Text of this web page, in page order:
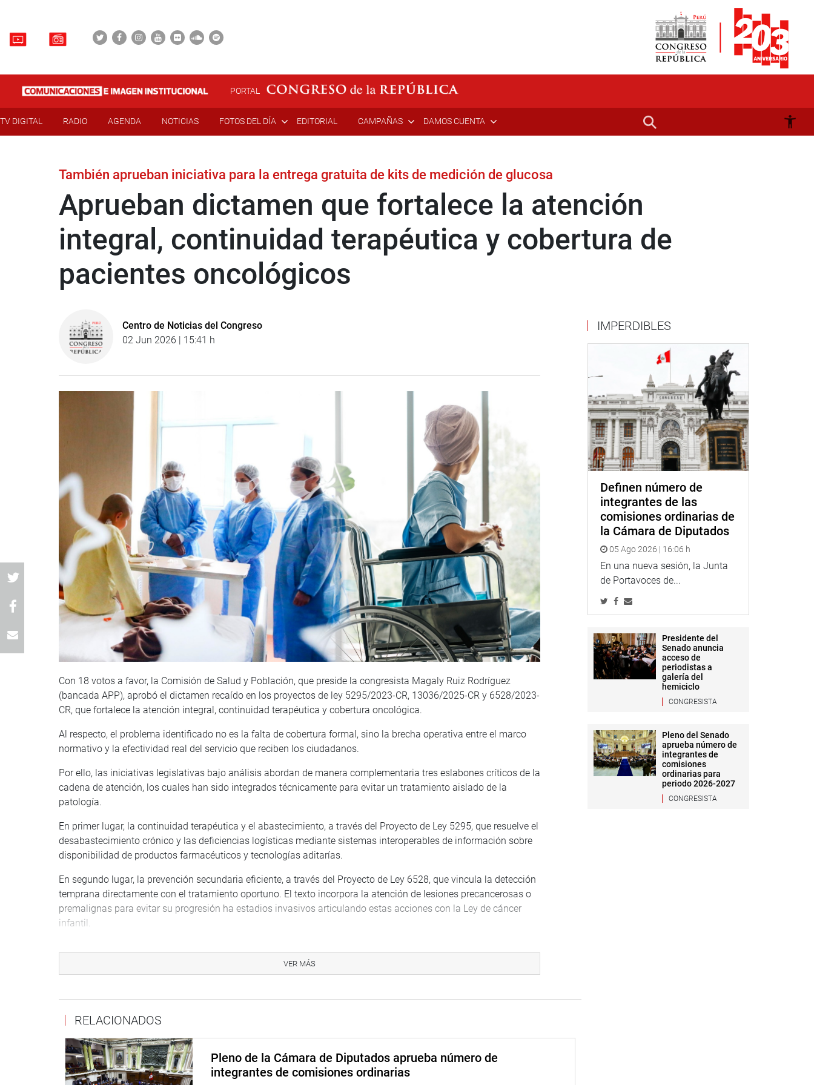
PORTAL
TV DIGITAL RADIO AGENDA NOTICIAS FOTOS DEL DÍA EDITORIAL CAMPAÑAS DAMOS CUENTA
También aprueban iniciativa para la entrega gratuita de kits de medición de glucosa
Aprueban dictamen que fortalece la atención
integral, continuidad terapéutica y cobertura de
pacientes oncológicos
Centro de Noticias del Congreso
02 Jun 2026 | 15:41 h
Con 18 votos a favor, la Comisión de Salud y Población, que preside la congresista Magaly Ruiz Rodríguez
(bancada APP), aprobó el dictamen recaído en los proyectos de ley 5295/2023-CR, 13036/2025-CR y 6528/2023-
CR, que fortalece la atención integral, continuidad terapéutica y cobertura oncológica.
Al respecto, el problema identificado no es la falta de cobertura formal, sino la brecha operativa entre el marco
normativo y la efectividad real del servicio que reciben los ciudadanos.
Por ello, las iniciativas legislativas bajo análisis abordan de manera complementaria tres eslabones críticos de la
cadena de atención, los cuales han sido integrados técnicamente para evitar un tratamiento aislado de la
patología.
En primer lugar, la continuidad terapéutica y el abastecimiento, a través del Proyecto de Ley 5295, que resuelve el
desabastecimiento crónico y las deficiencias logísticas mediante sistemas interoperables de información sobre
disponibilidad de productos farmacéuticos y tecnologías aditarías.
En segundo lugar, la prevención secundaria eficiente, a través del Proyecto de Ley 6528, que vincula la detección
temprana directamente con el tratamiento oportuno. El texto incorpora la atención de lesiones precancerosas o
premalignas para evitar su progresión ha estadios invasivos articulando estas acciones con la Ley de cáncer
infantil.
controversias comerciales en el aseguramiento privado donde coberturas ofrecidas como integrales terminan
siendo restringidas unilateralmente.
En ese sentido, el texto sustitutorio ha sido diseñado bajo un criterio de responsabilidad fiscal y sanitaria que
considera en primer lugar:
1) La sostenibilidad presupuestal, se prioriza el fortalecimiento institucional de la gestión de la información.
2) Lo que corresponde a la seguridad sanitaria, se mantiene las tecnologías médicas dentro de los canales
institucionales.
VER MÁS
RELACIONADOS
Pleno de la Cámara de Diputados aprueba número de
integrantes de comisiones ordinarias
IMPERDIBLES
Definen número de
integrantes de las
comisiones ordinarias de
la Cámara de Diputados
05 Ago 2026 | 16:06 h
En una nueva sesión, la Junta
de Portavoces de...
Presidente del
Senado anuncia
acceso de
periodistas a
galería del
hemiciclo
CONGRESISTA
Pleno del Senado
aprueba número de
integrantes de
comisiones
ordinarias para
periodo 2026-2027
CONGRESISTA